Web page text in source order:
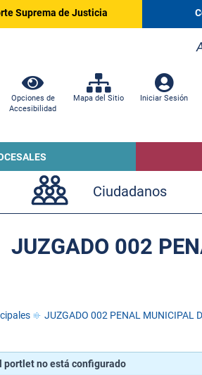
Suprema de Justicia
Opciones de
Accesibilidad
Mapa del Sitio Iniciar Sesión
Ciudadanos
JUZGADO 002
JUZGADO 002 PENAL MUNICIPAL
portlet no está configurado